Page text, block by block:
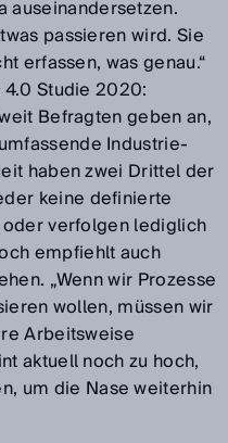
auseinandersetzen.
passieren wird. Sie
erfassen, was genau.“
Studie 2020:
Befragten geben an,
Industrie-
haben zwei Drittel der
keine definierte
verfolgen lediglich
empfiehlt auch
„Wenn wir Prozesse
wollen, müssen wir
Arbeitsweise
aktuell noch zu hoch,
um die Nase weiterhin